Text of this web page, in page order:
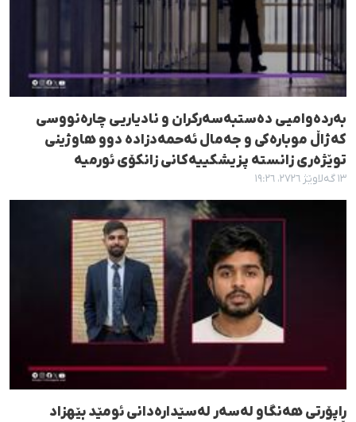
بەردەوامیی دەستبەسەرکران و نادیاریی چارەنووسی
کەژاڵ موبارەکی و جەمال ئەحمەدزادە دوو هاوژینی
توێژەری زانستە پزیشکییەکانی زانکۆی ئورمیه
١٣ گەلاوێژ ٢٧٢٦، ١٩:٢٦
ڕاپۆرتی هەنگاو لەسەر لەسێدارەدانی ئومێد بێهزاد